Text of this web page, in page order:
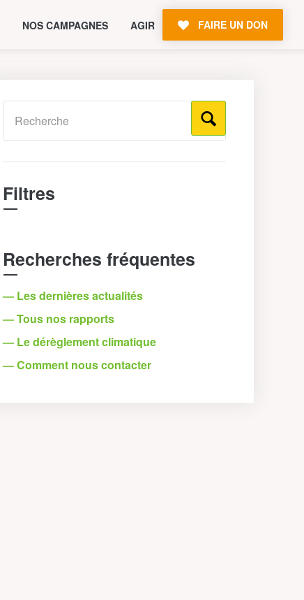
NOS CAMPAGNES AGIR FAIRE UN DON
Filtres
Recherches fréquentes
— Les dernières actualités
— Tous nos rapports
— Le dérèglement climatique
— Comment nous contacter